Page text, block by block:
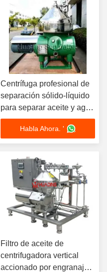
Centrífuga profesional de
separación sólido-líquido
para separar aceite y agua
200-200000L/H
Habla Ahora. '
Filtro de aceite de
centrifugadora vertical
accionado por engranajes